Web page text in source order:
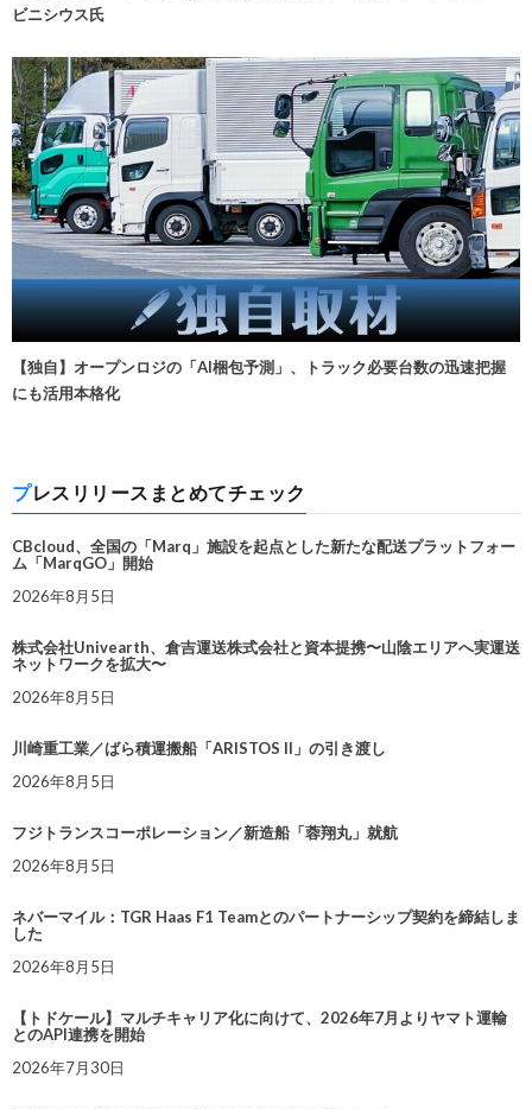
ビニシウス氏
【独自】オープンロジの「AI梱包予測」、トラック必要台数の迅速把握
にも活用本格化
プレスリリースまとめてチェック
CBcloud、全国の「Marq」施設を起点とした新たな配送プラットフォー
ム「MarqGO」開始
2026年8月5日
株式会社Univearth、倉吉運送株式会社と資本提携〜山陰エリアへ実運送
ネットワークを拡大〜
2026年8月5日
川崎重工業／ばら積運搬船「ARISTOS II」の引き渡し
2026年8月5日
フジトランスコーポレーション／新造船「蓉翔丸」就航
2026年8月5日
ネバーマイル：TGR Haas F1 Teamとのパートナーシップ契約を締結しま
した
2026年8月5日
【トドケール】マルチキャリア化に向けて、2026年7月よりヤマト運輸
とのAPI連携を開始
2026年7月30日